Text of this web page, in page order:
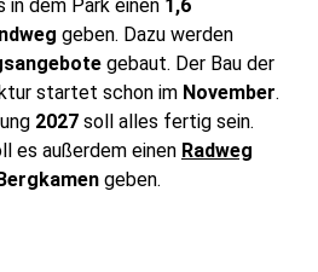
in dem Park einen 1,6
geben. Dazu werden
gebaut. Der Bau der
startet schon im November.
2027 soll alles fertig sein.
es außerdem einen Radweg
geben.